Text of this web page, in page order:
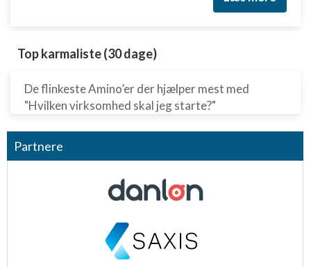
Top karmaliste (30 dage)
De flinkeste Amino’er der hjælper mest med
"Hvilken virksomhed skal jeg starte?"
Partnere
Bruge begrænsede oplysninger til at vælge
Identificere enheder baseret på aktivt
Ikke-IAB-behandlingsformål:
Nødvendig
Annoncering / marketing